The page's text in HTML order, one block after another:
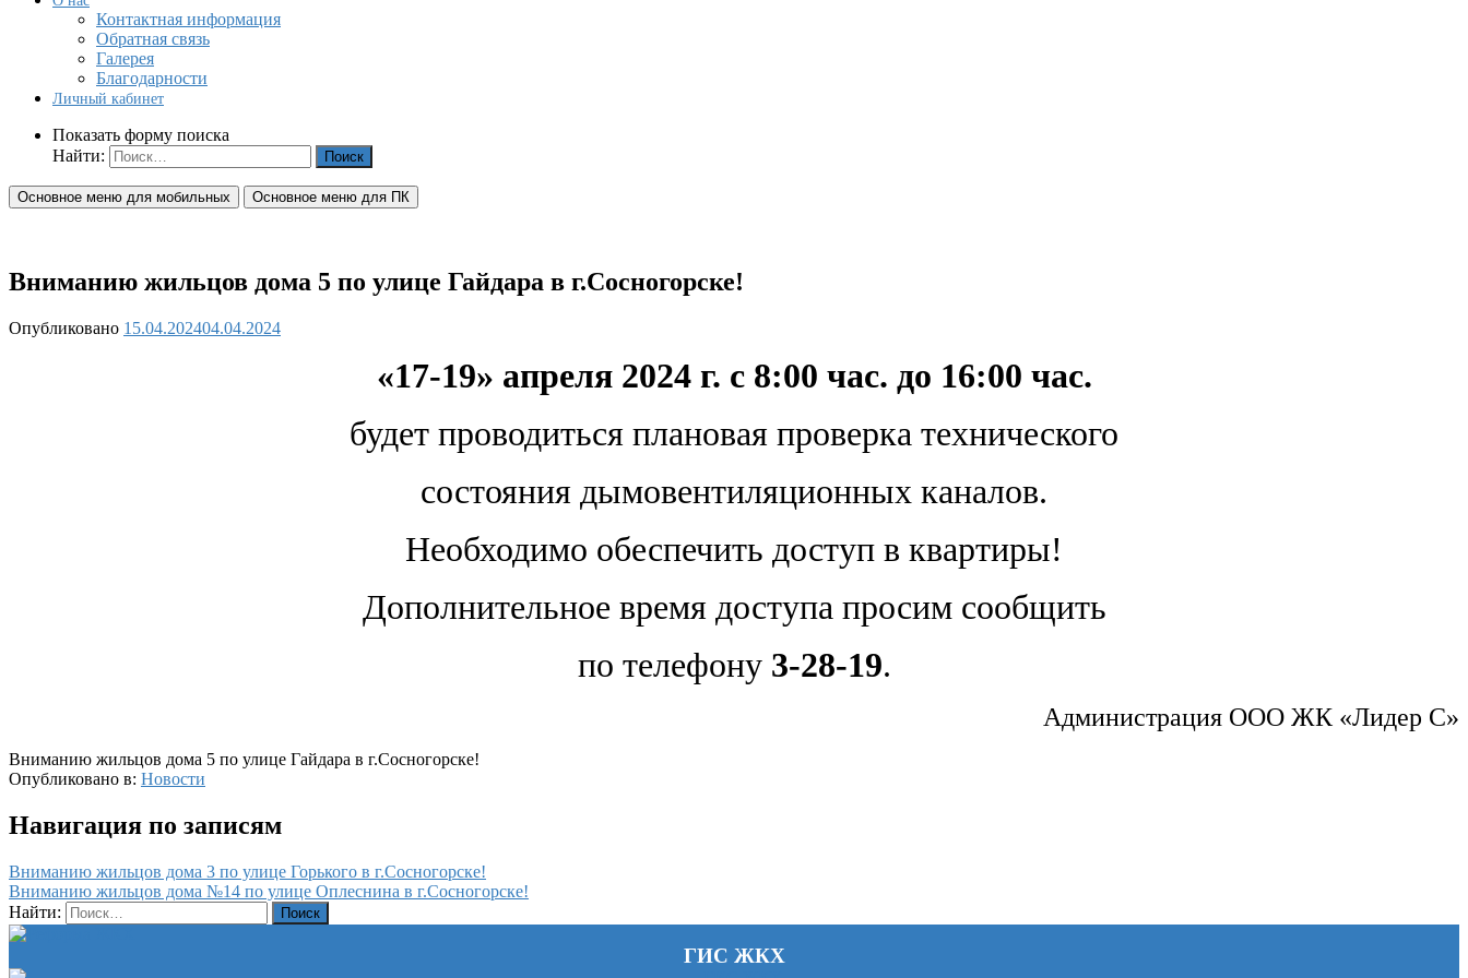
Контактная информация
Обратная связь
Галерея
Благодарности
Личный кабинет
Показать форму поиска
Найти:
Основное меню для мобильных Основное меню для ПК
Вниманию жильцов дома 5 по улице Гайдара в г.Сосногорске!
Опубликовано 15.04.202404.04.2024
«17-19» апреля 2024 г. с 8:00 час. до 16:00 час.
будет проводиться плановая проверка технического
состояния дымовентиляционных каналов.
Необходимо обеспечить доступ в квартиры!
Дополнительное время доступа просим сообщить
по телефону 3-28-19.
Администрация ООО ЖК «Лидер С»
Вниманию жильцов дома 5 по улице Гайдара в г.Сосногорске!
Опубликовано в: Новости
Навигация по записям
Вниманию жильцов дома 3 по улице Горького в г.Сосногорске!
Вниманию жильцов дома №14 по улице Оплеснина в г.Сосногорске!
Найти:
ГИС ЖКХ